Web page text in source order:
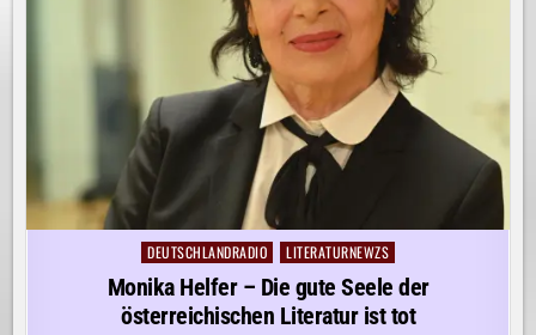
Posted
in
DEUTSCHLANDRADIO LITERATURNEWZS
Monika Helfer – Die gute Seele der
österreichischen Literatur ist tot